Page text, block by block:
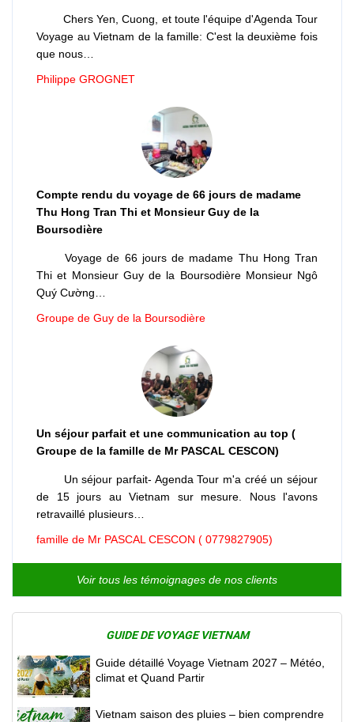
Chers Yen, Cuong, et toute l'équipe d'Agenda Tour
Voyage au Vietnam de la famille: C'est la deuxième fois
que nous…
Philippe GROGNET
Compte rendu du voyage de 66 jours de madame
Thu Hong Tran Thi et Monsieur Guy de la
Boursodière
Voyage de 66 jours de madame Thu Hong Tran
Thi et Monsieur Guy de la Boursodière Monsieur Ngô
Quý Cường…
Groupe de Guy de la Boursodière
Un séjour parfait et une communication au top (
Groupe de la famille de Mr PASCAL CESCON)
Un séjour parfait- Agenda Tour m'a créé un séjour
de 15 jours au Vietnam sur mesure. Nous l'avons
retravaillé plusieurs…
famille de Mr PASCAL CESCON ( 0779827905)
Voir tous les témoignages de nos clients
GUIDE DE VOYAGE VIETNAM
Guide détaillé Voyage Vietnam 2027 – Météo,
climat et Quand Partir
Vietnam saison des pluies – bien comprendre